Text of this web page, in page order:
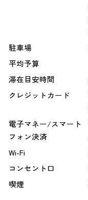
駐車場
平均予算
滞在目安時間
クレジットカード
電子マネー/スマート
フォン決済
Wi-Fi
コンセント口
喫煙